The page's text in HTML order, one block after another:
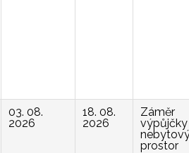
03. 08.
2026
18. 08.
2026
Záměr
výpůjčky
prostor